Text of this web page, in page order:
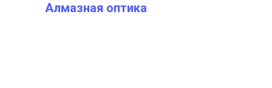
Алмазная оптика